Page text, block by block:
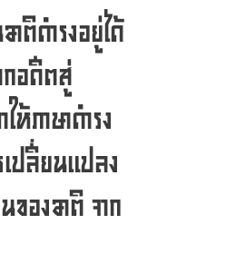
ติดำรงอยู่ได้
อดีตสู่
าษาดำรง
ลี่ยนแปลง
องชาติ จาก